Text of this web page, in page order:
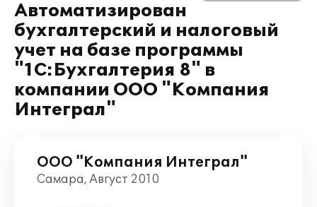
Автоматизирован
бухгалтерский и налоговый
учет на базе программы
"1С:Бухгалтерия 8" в
компании ООО "Компания
Интеграл"
ООО "Компания Интеграл"
Самара, Август 2010